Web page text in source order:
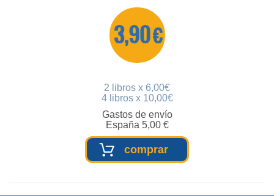
3,90 €
2 libros x 6,00€
4 libros x 10,00€
Gastos de envío
España 5,00 €
comprar